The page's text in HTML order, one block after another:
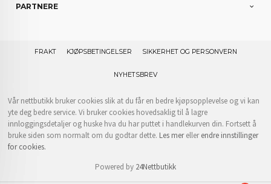
PARTNERE
FRAKT KJØPSBETINGELSER SIKKERHET OG PERSONVERN
NYHETSBREV
Vår nettbutikk bruker cookies slik at du får en bedre kjøpsopplevelse og vi kan
yte deg bedre service. Vi bruker cookies hovedsaklig til å lagre
innloggingsdetaljer og huske hva du har puttet i handlekurven din. Fortsett å
bruke siden som normalt om du godtar dette. Les merellerendre innstillinger
for cookies.
Powered by 24Nettbutikk